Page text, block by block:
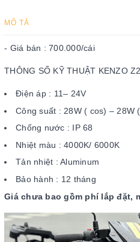
MÔ TẢ
- Giá bán : 700.000/cái
THÔNG SỐ KỸ THUẬT KENZO
Điện áp : 11– 24V
Công suất : 28W ( cos) – 28W
Chống nước : IP 68
Nhiệt màu : 4000K/ 6000K
Tản nhiệt : Aluminum
Bảo hành : 12 tháng
Giá chưa bao gồm phí lắp đặt,